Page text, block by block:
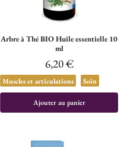
Arbre à Thé BIO Huile essentielle 10
ml
6,20€
Muscles et articulations Soin
Ajouter au panier